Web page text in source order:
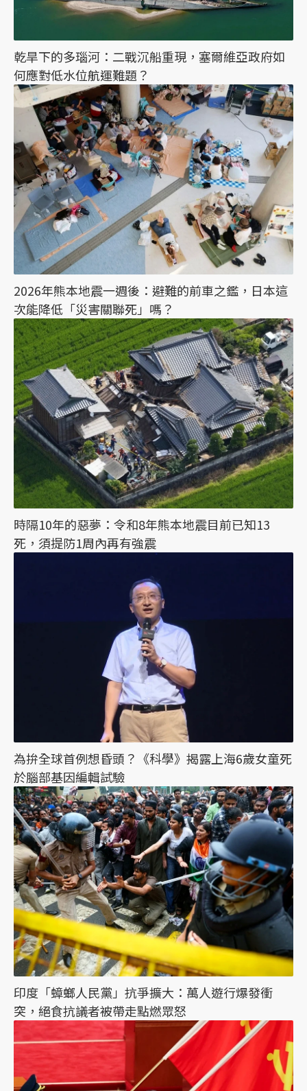
乾旱下的多瑙河：二戰沉船重現，塞爾維亞政府如
何應對低水位航運難題？
2026年熊本地震一週後：避難的前車之鑑，日本這
次能降低「災害關聯死」嗎？
時隔10年的惡夢：令和8年熊本地震目前已知13
死，須提防1周內再有強震
為拚全球首例想昏頭？《科學》揭露上海6歲女童死
於腦部基因編輯試驗
印度「蟑螂人民黨」抗爭擴大：萬人遊行爆發衝
突，絕食抗議者被帶走點燃眾怒